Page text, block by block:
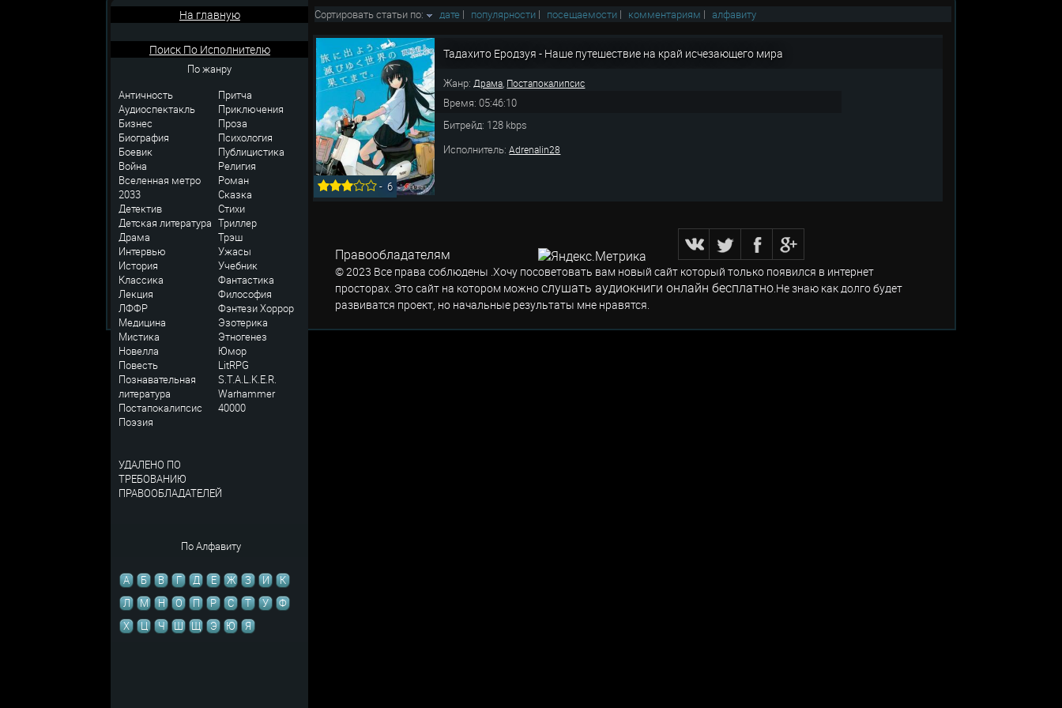
На главную
Поиск По Исполнителю
По жанру
Античность
Аудиоспектакль
Бизнес
Биография
Боевик
Война
Вселенная метро
2033
Детектив
Детская литература
Драма
Интервью
История
Классика
Лекция
ЛФФР
Медицина
Мистика
Новелла
Повесть
Познавательная
литература
Постапокалипсис
Поэзия
УДАЛЕНО ПО
ТРЕБОВАНИЮ
ПРАВООБЛАДАТЕЛЕЙ
Притча
Приключения
Проза
Психология
Публицистика
Религия
Роман
Сказка
Стихи
Триллер
Трэш
Ужасы
Учебник
Фантастика
Философия
ФэнтезиХоррор
Эзотерика
Этногенез
Юмор
LitRPG
S.T.A.L.K.E.R.
Warhammer
40000
По Алфавиту
А Б В Г Д Е Ж З И
К
Л
М Н О П Р С Т У
Ф
Х
Ц Ч Ш Щ Э Ю Я
Сортировать статьи по: дате | популярности | посещаемости | комментариям | алфавиту
-6
Тадахито Еродзуя - Наше путешествие на край исчезающего мира
Жанр:Драма, Постапокалипсис
Время: 05:46:10
Битрейд: 128 kbps
Исполнитель:Adrenalin28
Правообладателям
© 2023 Все права соблюдены .Хочу посоветовать вам новый сайт который только появился в интернет
просторах. Это сайт на котором можнослушать аудиокниги онлайн бесплатно.Не знаю как долго будет
развиватся проект, но начальные результаты мне нравятся.